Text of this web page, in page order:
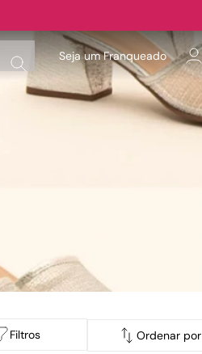
Seja um Franqueado
Filtros Ordenar por